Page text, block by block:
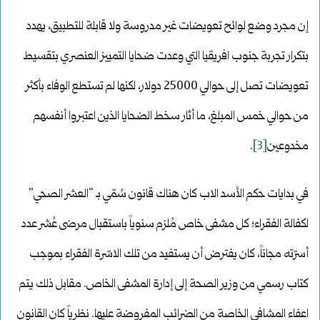
إن مجرد وضع لوائح تعويضات غير مدروسة ولا قابلة للتطبيق، يهدد
بتكرار تجربة جنوب افريقيا التي وعدت ضحايا التمييز العنصري بتقسيط
تعويضات تصل إلى حوالي 25000 دولار، لكنها لم تستطع الوفاء بأكثر
من حوالي خمس المبلغ، ما أثار سخط الضحايا الذين اعتبروا أنفسهم
مخدوعين
.
في بدايات حكم الأسد الاب كان هناك قانون سُمّي بـ “العشر الصحي”
لكفالة الفقراء؛ كل مشفى خاص مُلزم سنوياً باستقبال مرضى عُشر عدد
أسرّته مجاناً، كان يفترض أن يستفيد من تلك الاسّرة الفقراء بموجب
كتاب رسمي من وزير الصحة إلى إدارة المشفى الخاص. مقابل ذلك يتم
اعفاء المشافي الخاصة من الضرائب المفروضة عليها. نظرياً كان القانون